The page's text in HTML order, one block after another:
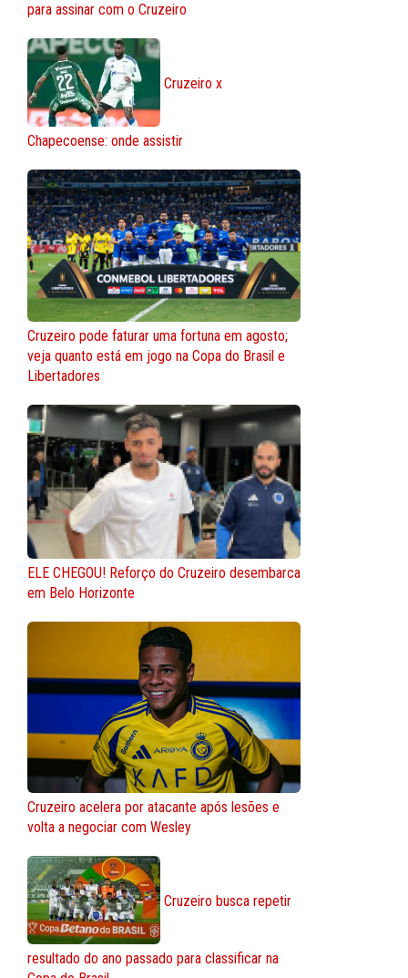
para assinar com o Cruzeiro
Cruzeiro x
Chapecoense: onde assistir
Cruzeiro pode faturar uma fortuna em agosto;
veja quanto está em jogo na Copa do Brasil e
Libertadores
ELE CHEGOU! Reforço do Cruzeiro desembarca
em Belo Horizonte
Cruzeiro acelera por atacante após lesões e
volta a negociar com Wesley
Cruzeiro busca repetir
resultado do ano passado para classificar na